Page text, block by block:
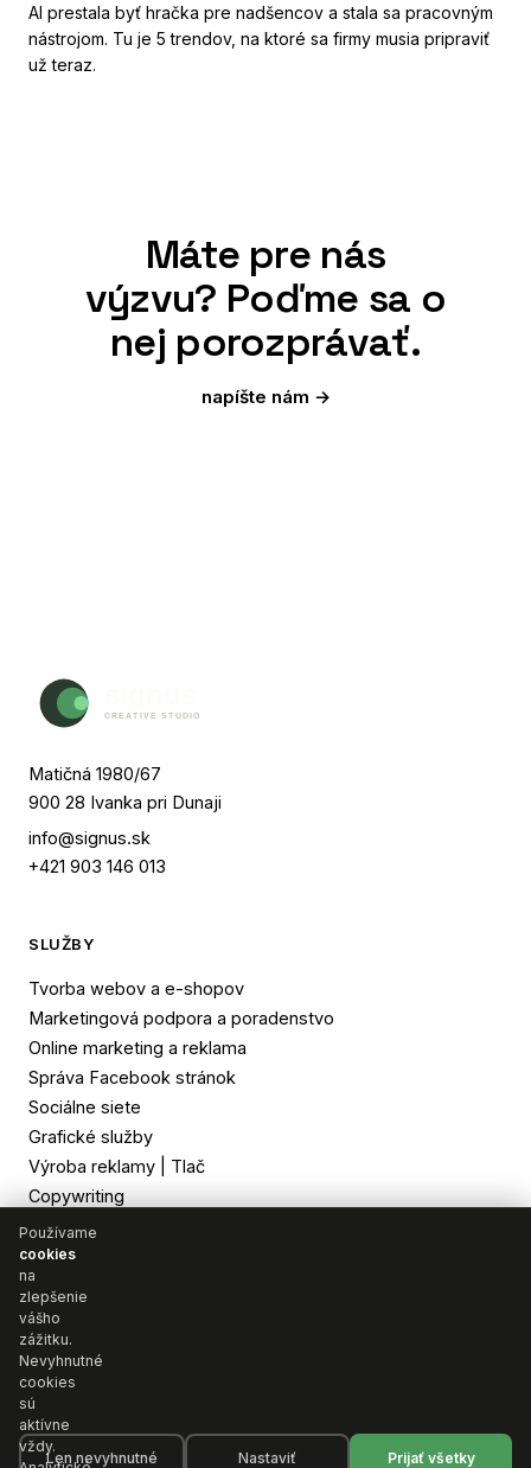
AI prestala byť hračka pre nadšencov a stala sa pracovným
nástrojom. Tu je 5 trendov, na ktoré sa firmy musia pripraviť
už teraz.
Máte pre nás
výzvu? Poďme sa o
nej porozprávať.
napíšte nám →
Matičná 1980/67
900 28 Ivanka pri Dunaji
info@signus.sk
+421 903 146 013
SLUŽBY
Tvorba webov a e-shopov
Marketingová podpora a poradenstvo
Online marketing a reklama
Správa Facebook stránok
Sociálne siete
Grafické služby
Výroba reklamy | Tlač
Copywriting
NAJNOVŠIE ČLÁNKY
SEO končí. A to, čo prichádza, zmení váš biznis
Marketing 2026 – praktický survival guide
Ako AI zmení marketing v roku 2026: 5 trendov
Ako budovať značku, ktorú AI nedokáže nahradiť
Marketingové stratégie z doby dinosaurov: Čo v 2025
definitívne vyhynulo
Používame
cookies
na
zlepšenie
vášho
zážitku.
Nevyhnutné
cookies
sú
aktívne
vždy.
Len nevyhnutné Nastaviť Prijať všetky